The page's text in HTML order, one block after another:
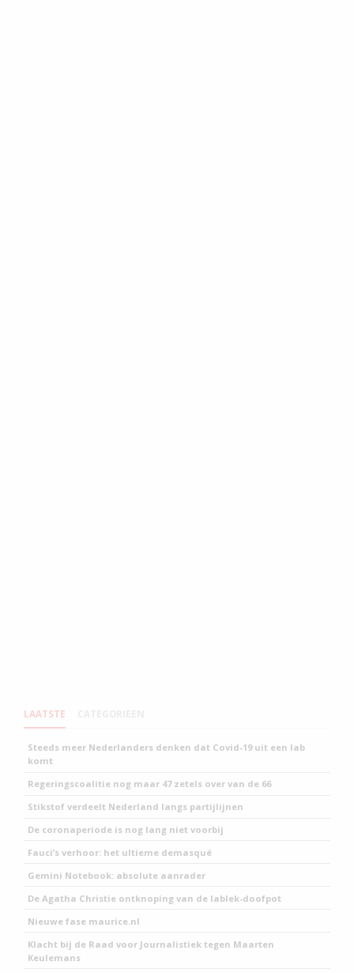
LAATSTE
Steeds meer Nederlanders denken dat Covid-19 uit een lab
komt
Regeringscoalitie nog maar 47 zetels over van de 66
Stikstof verdeelt Nederland langs partijlijnen
De coronaperiode is nog lang niet voorbij
Fauci’s verhoor: het ultieme demasqué
Gemini Notebook: absolute aanrader
De Agatha Christie ontknoping van de lablek-doofpot
Nieuwe fase maurice.nl
Klacht bij de Raad voor Journalistiek tegen Maarten
Keulemans